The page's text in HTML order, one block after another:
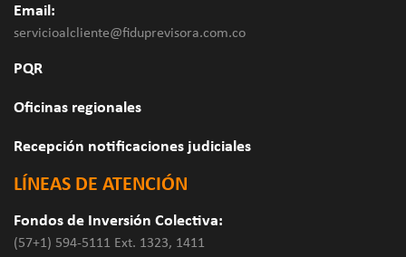
Email:
servicioalcliente@fiduprevisora.com.co
PQR
Oficinas regionales
Recepción notificaciones judiciales
LÍNEAS DE ATENCIÓN
Fondos de Inversión Colectiva:
(57+1) 594-5111 Ext. 1323, 1411